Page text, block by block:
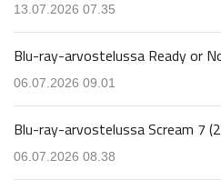
13.07.2026 07.35
Blu-ray-arvostelussa Ready or
06.07.2026 09.01
Blu-ray-arvostelussa Scream 7
06.07.2026 08.38